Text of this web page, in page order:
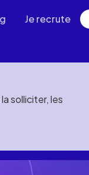
Je recrute
solliciter, les